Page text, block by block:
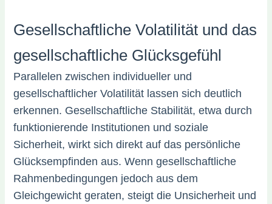
Gesellschaftliche Volatilität und das
gesellschaftliche Glücksgefühl
Parallelen zwischen individueller und
gesellschaftlicher Volatilität lassen sich deutlich
erkennen. Gesellschaftliche Stabilität, etwa durch
funktionierende Institutionen und soziale
Sicherheit, wirkt sich direkt auf das persönliche
Glücksempfinden aus. Wenn gesellschaftliche
Rahmenbedingungen jedoch aus dem
Gleichgewicht geraten, steigt die Unsicherheit und